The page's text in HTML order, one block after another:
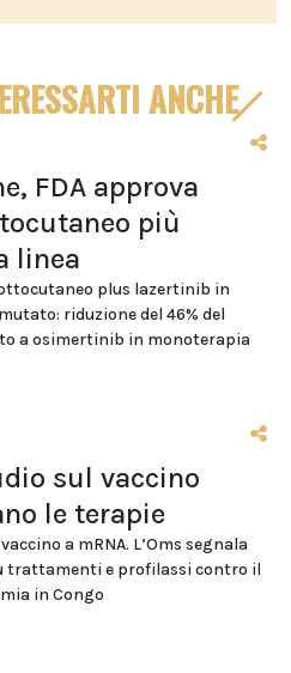
ANCHE
FDA approva
più
linea
plus lazertinib in
riduzione del 46% del
a osimertinib in monoterapia
sul vaccino
le terapie
a mRNA. L’Oms segnala
trattamenti e profilassi contro il
in Congo